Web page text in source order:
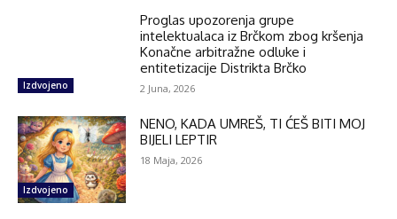
Izdvojeno
Proglas upozorenja grupe
intelektualaca iz Brčkom zbog kršenja
Konačne arbitražne odluke i
entitetizacije Distrikta Brčko
2 Juna, 2026
Izdvojeno
NENO, KADA UMREŠ, TI ĆEŠ BITI MOJ
BIJELI LEPTIR
18 Maja, 2026